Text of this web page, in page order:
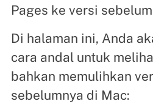
Pages ke versi
Di halaman ini, Anda
cara andal untuk
bahkan memulihkan
sebelumnya di Mac: